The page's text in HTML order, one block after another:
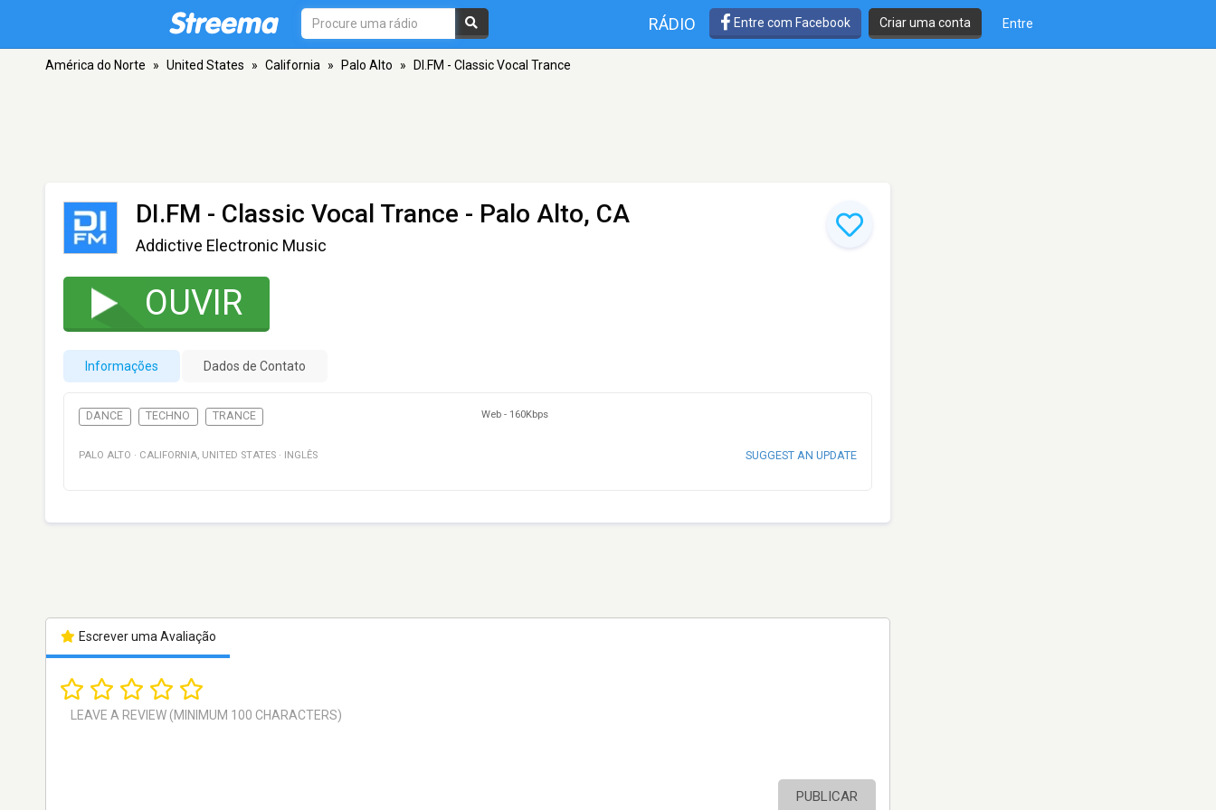
RÁDIO Entre com Facebook Criar uma conta Entre
América do Norte » United States » California » Palo Alto » DI.FM - Classic Vocal Trance
DI.FM - Classic Vocal Trance - Palo Alto, CA
Addictive Electronic Music
OUVIR
Informações Dados de Contato
DANCE TECHNO TRANCE Web - 160Kbps
PALO ALTO · CALIFORNIA, UNITED STATES · INGLÊS SUGGEST AN UPDATE
Escrever uma Avaliação
PUBLICAR